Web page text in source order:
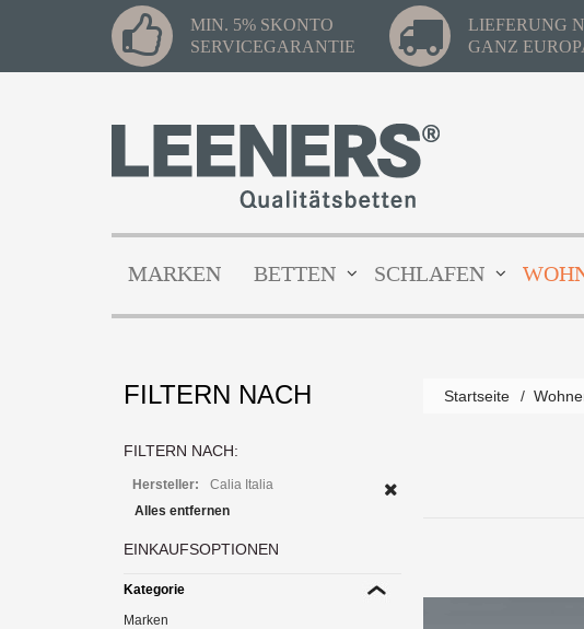
MIN. 5% SKONTO
SERVICEGARANTIE
LIEFERUNG
GANZ
MARKEN BETTEN SCHLAFEN
Startseite /
FILTERN NACH
FILTERN NACH:
Hersteller:
Calia Italia
Alles entfernen
EINKAUFSOPTIONEN
Kategorie
Marken